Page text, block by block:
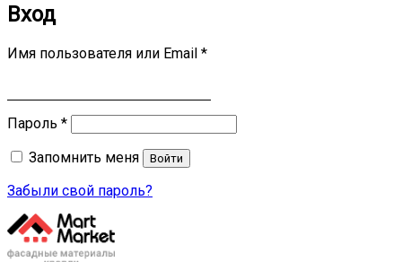
Вход
Имя пользователя или Email *
Пароль *
Запомнить меня
Войти
Забыли свой пароль?